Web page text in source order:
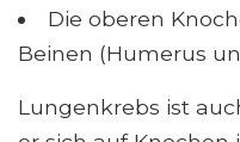
Die oberen
Beinen (Humerus
Lungenkrebs ist